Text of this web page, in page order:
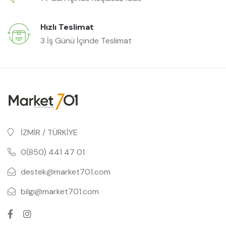
Hızlı Teslimat
3 İş Günü İçinde Teslimat
İZMİR / TÜRKİYE
0(850) 441 47 01
destek@market701.com
bilgi@market701.com